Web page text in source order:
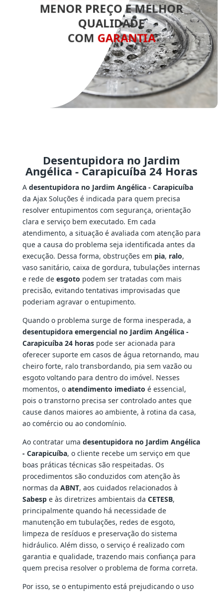
MENOR PREÇO E MELHOR
QUALIDADE
COM GARANTIA
Desentupidora no Jardim
Angélica - Carapicuíba 24 Horas
A desentupidora no Jardim Angélica - Carapicuíba
da Ajax Soluções é indicada para quem precisa
resolver entupimentos com segurança, orientação
clara e serviço bem executado. Em cada
atendimento, a situação é avaliada com atenção para
que a causa do problema seja identificada antes da
execução. Dessa forma, obstruções em pia, ralo,
vaso sanitário, caixa de gordura, tubulações internas
e rede de esgoto podem ser tratadas com mais
precisão, evitando tentativas improvisadas que
poderiam agravar o entupimento.
Quando o problema surge de forma inesperada, a
desentupidora emergencial no Jardim Angélica -
Carapicuíba 24 horaspode ser acionada para
oferecer suporte em casos de água retornando, mau
cheiro forte, ralo transbordando, pia sem vazão ou
esgoto voltando para dentro do imóvel. Nesses
momentos, o atendimento imediato é essencial,
pois o transtorno precisa ser controlado antes que
cause danos maiores ao ambiente, à rotina da casa,
ao comércio ou ao condomínio.
Ao contratar uma desentupidora no Jardim Angélica
- Carapicuíba, o cliente recebe um serviço em que
boas práticas técnicas são respeitadas. Os
procedimentos são conduzidos com atenção às
normas da ABNT, aos cuidados relacionados à
Sabespe às diretrizes ambientais da CETESB,
principalmente quando há necessidade de
manutenção em tubulações, redes de esgoto,
limpeza de resíduos e preservação do sistema
hidráulico. Além disso, o serviço é realizado com
garantia e qualidade, trazendo mais confiança para
quem precisa resolver o problema de forma correta.
Por isso, se o entupimento está prejudicando o uso